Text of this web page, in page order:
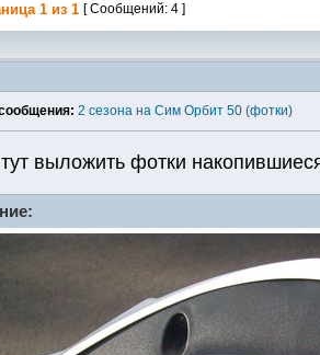
1 из 1 [ Сообщений: 4 ]
2 сезона на Сим Орбит 50 (фотки)
выложить фотки